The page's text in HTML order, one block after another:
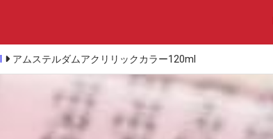
アムステルダムアクリリックカラー120ml